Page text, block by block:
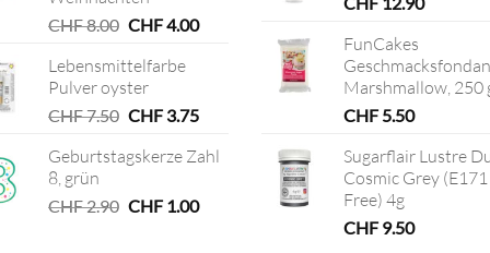
CHF8.00 Ursprünglicher
war:
CHF 8.00
CHF4.00Aktueller
Lebensmittelfarbe
Pulver oyster
CHF7.50 Ursprünglicher
war:
CHF3.75Aktueller
ist:
Geburtstagskerze Zahl
8, grün
CHF2.90 Ursprünglicher
CHF1.00Aktueller
FunCakes
Marshmallow, 250
CHF5.50
Sugarflair Lustre
Cosmic Grey (E171
Free) 4g
CHF9.50